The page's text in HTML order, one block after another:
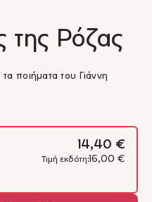
της Ρόζας
ποιήματα του Γιάννη
14,40 €
Τιμή εκδότη: 16,00 €